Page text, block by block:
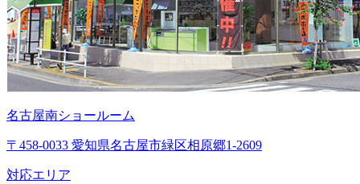
名古屋南ショールーム
〒458-0033 愛知県名古屋市緑区相原郷1-2609
対応エリア